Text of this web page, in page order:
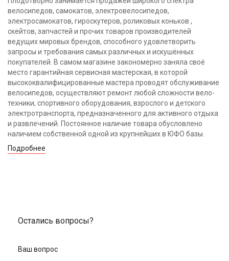
велосипедов, самокатов, электровелосипедов,
электросамокатов, гироскутеров, роликовых коньков ,
скейтов, запчастей и прочих товаров производителей
ведущих мировых брендов, способного удовлетворить
запросы и требования самых различных и искушённых
покупателей. В самом магазине закономерно заняла своё
место гарантийная сервисная мастерская, в которой
высококвалифицированные мастера проводят обслуживание
велосипедов, осуществляют ремонт любой сложности вело-
техники, спортивного оборудования, взрослого и детского
электротранспорта, предназначенного для активного отдыха
и развлечений. Постоянное наличие товара обусловлено
наличием собственной одной из крупнейших в ЮФО базы.
Подробнее
Остались вопросы?
Ваш вопрос